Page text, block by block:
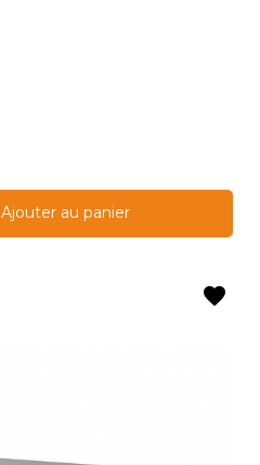
Ajouter au panier
favorite